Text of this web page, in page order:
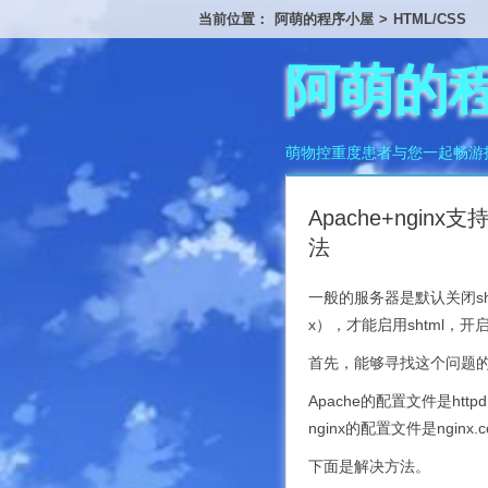
当前位置： 阿萌的程序小屋 > HTML/CSS
阿萌的
萌物控重度患者与您一起畅
Apache+nginx支
法
一般的服务器是默认关闭
x），才能启用shtml，开
首先，能够寻找这个问题
Apache的配置文件是
nginx的配置文件是
下面是解决方法。